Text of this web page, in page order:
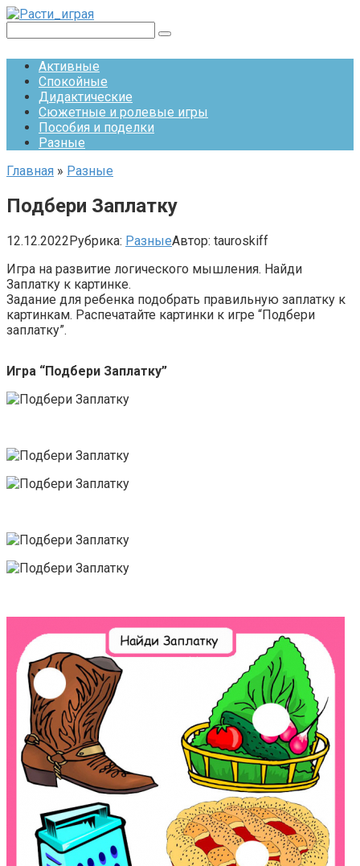
Перейти
контенту
Активные
Спокойные
Дидактические
Сюжетные и ролевые игры
Пособия и поделки
Разные
Главная » Разные
Подбери Заплатку
12.12.2022Рубрика: РазныеАвтор: tauroskiff
Игра на развитие логического мышления. Найди
Заплатку к картинке.
Задание для ребенка подобрать правильную заплатку к
картинкам. Распечатайте картинки к игре “Подбери
заплатку”.
Игра “Подбери Заплатку”